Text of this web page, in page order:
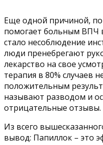
Еще одной причиной,
помогает больным ВПЧ
стало несоблюдение
люди пренебрегают
лекарство на свое
терапия в 80% случаев
положительным
называют разводом и
отрицательные отзывы.
Из всего
вывод: Папиллок – это